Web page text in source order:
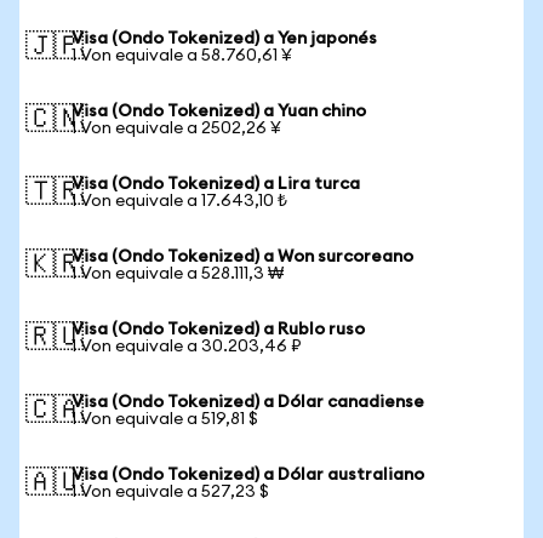
🇯🇵Visa (Ondo Tokenized) a Yen japonés
1 Von equivale a 58.760,61 ¥
🇨🇳Visa (Ondo Tokenized) a Yuan chino
1 Von equivale a 2502,26 ¥
🇹🇷Visa (Ondo Tokenized) a Lira turca
1 Von equivale a 17.643,10 ₺
🇰🇷Visa (Ondo Tokenized) a Won surcoreano
1 Von equivale a 528.111,3 ₩
🇷🇺Visa (Ondo Tokenized) a Rublo ruso
1 Von equivale a 30.203,46 ₽
🇨🇦Visa (Ondo Tokenized) a Dólar canadiense
1 Von equivale a 519,81 $
🇦🇺Visa (Ondo Tokenized) a Dólar australiano
1 Von equivale a 527,23 $